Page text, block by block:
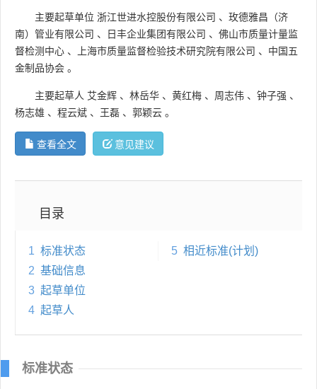
主要起草单位 浙江世进水控股份有限公司 、 玫德雅昌（济
南）管业有限公司 、 日丰企业集团有限公司 、 佛山市质量计量监
督检测中心 、 上海市质量监督检验技术研究院有限公司 、 中国五
金制品协会 。
主要起草人 艾金辉 、 林岳华 、 黄红梅 、 周志伟 、 钟子强 、
杨志雄 、 程云斌 、 王磊 、 郭颖云 。
查看全文 意见建议
目录
1 标准状态
2 基础信息
3 起草单位
4 起草人
5 相近标准(计划)
标准状态